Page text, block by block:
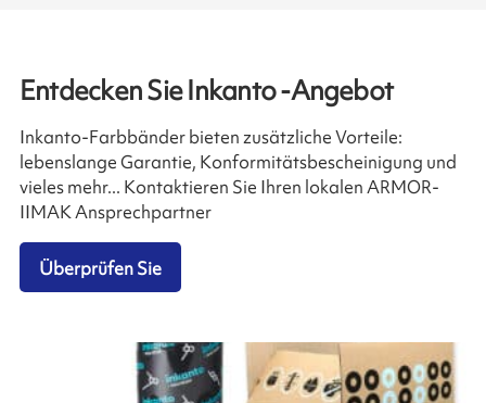
Entdecken Sie Inkanto -Angebot
Inkanto-Farbbänder bieten zusätzliche Vorteile:
lebenslange Garantie, Konformitätsbescheinigung und
vieles mehr... Kontaktieren Sie Ihren lokalen ARMOR-
IIMAK Ansprechpartner
Überprüfen Sie